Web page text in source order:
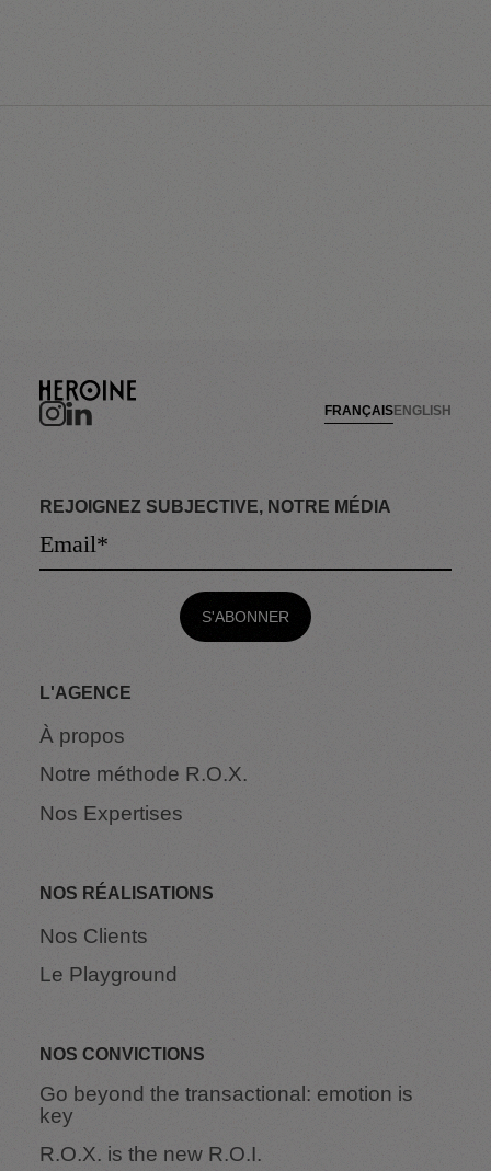
FRANÇAISENGLISH
REJOIGNEZ SUBJECTIVE, NOTRE MÉDIA
L'AGENCE
À propos
Notre méthode R.O.X.
Nos Expertises
NOS RÉALISATIONS
Nos Clients
Le Playground
NOS CONVICTIONS
Go beyond the transactional: emotion is
key
R.O.X. is the new R.O.I.